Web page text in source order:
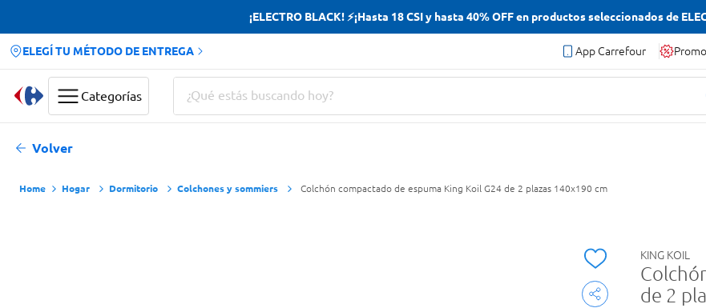
¡ELECTRO BLACK! ⚡¡Hasta 18 CSI y hasta 40% OFF en productos seleccionados de
ELEGÍ TU MÉTODO DE ENTREGA App Carrefour
Categorías
¿Qué estás buscando hoy?
Volver
Hogar Dormitorio Colchones y sommiers Colchón compactado de espuma King Koil G24 de 2 plazas 140x190 cm
KING KOIL
de 2
Términos más buscados